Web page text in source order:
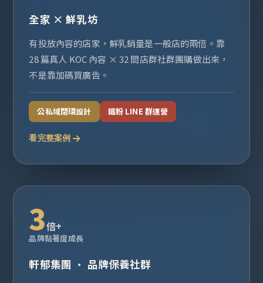
全家 × 鮮乳坊
有投放內容的店家，鮮乳銷量是一般店的兩倍。靠
28 篇真人 KOC 內容 × 32 間店群社群團購做出來，
不是靠加碼買廣告。
公私域閉環設計 鐵粉 LINE 群運營
看完整案例
3倍+
品牌黏著度成長
軒郁集團 · 品牌保養社群